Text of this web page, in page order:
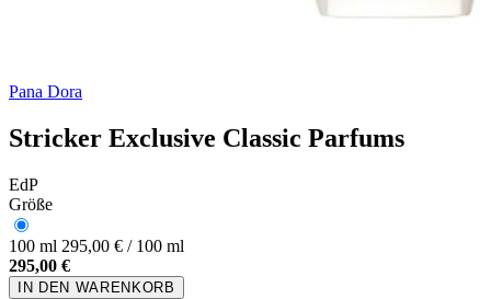
Pana Dora
Stricker Exclusive Classic Parfums
EdP
Größe
100 ml 295,00 € / 100 ml
295,00 €
IN DEN WARENKORB